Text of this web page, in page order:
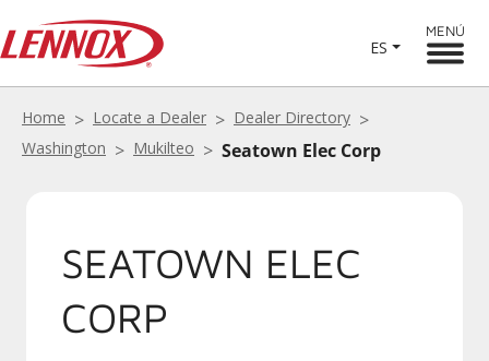
ES
MENÚ
Home Locate a Dealer
Dealer Directory
Washington
Mukilteo Seatown Elec Corp
SEATOWN ELEC
CORP